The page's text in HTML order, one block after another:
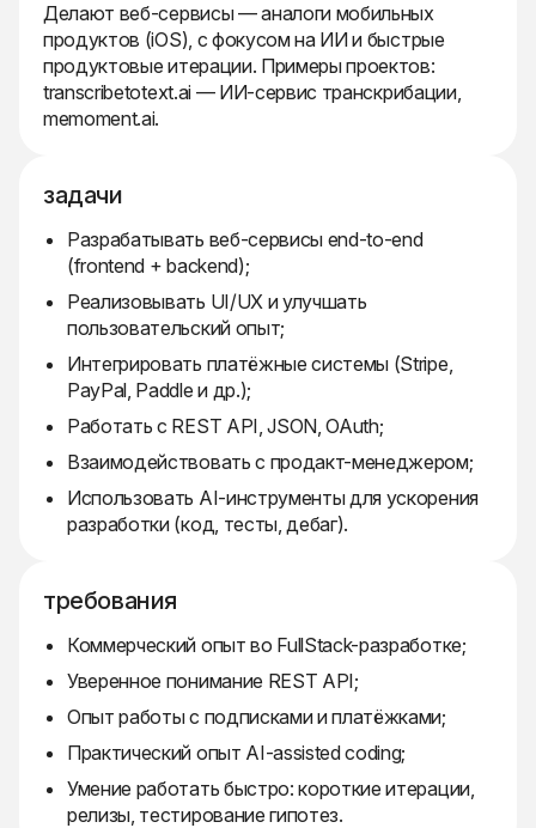
Делают веб-сервисы — аналоги мобильных
продуктов (iOS), с фокусом на ИИ и быстрые
продуктовые итерации. Примеры проектов:
transcribetotext.ai — ИИ-сервис транскрибации,
memoment.ai.
задачи
Разрабатывать веб-сервисы end-to-end
(frontend + backend);
Реализовывать UI/UX и улучшать
пользовательский опыт;
Интегрировать платёжные системы (Stripe,
PayPal, Paddle и др.);
Работать с REST API, JSON, OAuth;
Взаимодействовать с продакт-менеджером;
Использовать AI-инструменты для ускорения
разработки (код, тесты, дебаг).
требования
Коммерческий опыт во FullStack-разработке;
Уверенное понимание REST API;
Опыт работы с подписками и платёжками;
Практический опыт AI-assisted coding;
Умение работать быстро: короткие итерации,
релизы, тестирование гипотез.